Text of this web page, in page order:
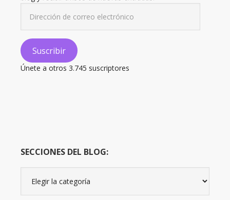
correo
electrónico
Suscribir
Únete a otros 3.745 suscriptores
SECCIONES DEL BLOG:
Blog: